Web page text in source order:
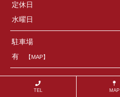
定休日
水曜日
駐車場
有
【MAP】
TEL MAP